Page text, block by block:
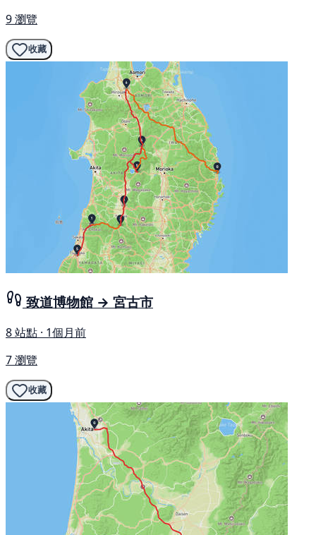
9 瀏覽
收藏
致道博物館 → 宮古市
8 站點 · 1個月前
7 瀏覽
收藏